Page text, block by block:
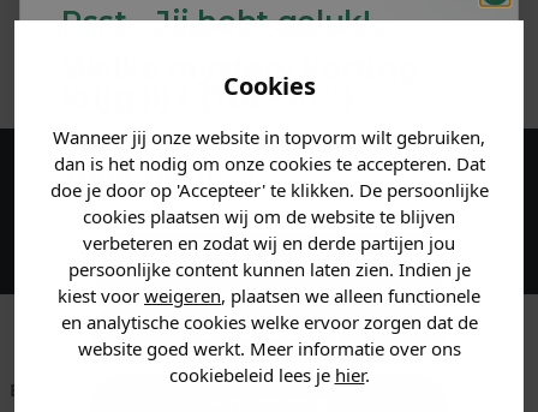
Cookies
Wanneer jij onze website in topvorm wilt gebruiken,
dan is het nodig om onze cookies te accepteren. Dat
doe je door op 'Accepteer' te klikken. De persoonlijke
cookies plaatsen wij om de website te blijven
verbeteren en zodat wij en derde partijen jou
persoonlijke content kunnen laten zien. Indien je
kiest voor weigeren, plaatsen we alleen functionele
en analytische cookies welke ervoor zorgen dat de
website goed werkt. Meer informatie over ons
cookiebeleid lees je hier.
Maak een account aan en ontvang 5%
korting op je eerste bestelling!
Betaal achteraf met
Voor 23:59 besteld
Klanten beoordelen
Psst... Jij hebt geluk!
Welke mystery
krijg jij? (Tot-30%
Vertel ons waar je naar op
zoek bent. 👇
Heren kleding
Dames kleding